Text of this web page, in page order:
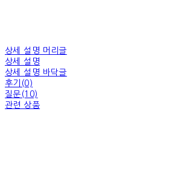
상세 설명 머리글
상세 설명
상세 설명 바닥글
후기(0)
질문(10)
관련 상품